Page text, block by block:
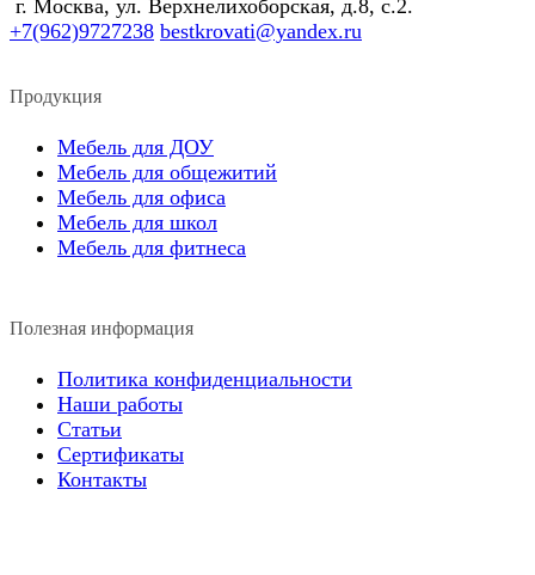
г. Москва, ул. Верхнелихоборская, д.8, с.2.
+7(962)9727238 bestkrovati@yandex.ru
Продукция
Мебель для ДОУ
Мебель для общежитий
Мебель для офиса
Мебель для школ
Мебель для фитнеса
Полезная информация
Политика конфиденциальности
Наши работы
Статьи
Сертификаты
Контакты